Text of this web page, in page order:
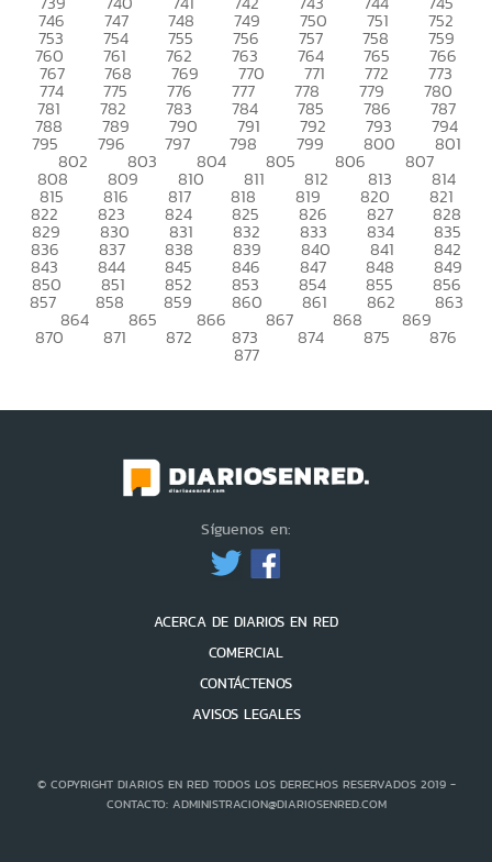
746 747 748 749 750 751 752
753 754 755 756 757 758 759
760 761 762 763 764 765 766
767 768 769 770 771 772 773
774 775 776 777 778 779 780
781 782 783 784 785 786 787
788 789 790 791 792 793 794
795 796 797 798 799 800 801
802 803 804 805 806 807
808 809 810 811 812 813 814
815 816 817 818 819 820 821
822 823 824 825 826 827 828
829 830 831 832 833 834 835
836 837 838 839 840 841 842
843 844 845 846 847 848 849
850 851 852 853 854 855 856
857 858 859 860 861 862 863
864 865 866 867 868 869
870 871 872 873 874 875 876
877
Síguenos en:
ACERCA DE DIARIOS EN RED
COMERCIAL
CONTÁCTENOS
AVISOS LEGALES
© COPYRIGHT DIARIOS EN RED TODOS LOS DERECHOS RESERVADOS 2019 -
CONTACTO: ADMINISTRACION@DIARIOSENRED.COM